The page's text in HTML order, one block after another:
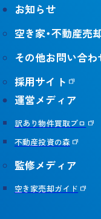
お知らせ
空き家・不動産売
その他お問い合わ
採用サイト
運営メディア
訳あり物件買取プロ
不動産投資の森
監修メディア
空き家売却ガイド